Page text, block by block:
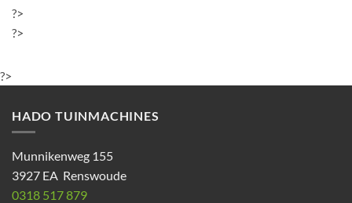
?>
?>
?>
HADO TUINMACHINES
Munnikenweg 155
3927 EA Renswoude
0318 517 879